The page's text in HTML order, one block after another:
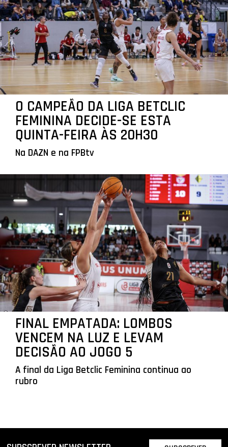
O CAMPEÃO DA LIGA BETCLIC
FEMININA DECIDE-SE ESTA
QUINTA-FEIRA ÀS 20H30
Na DAZN e na FPBtv
FINAL EMPATADA: LOMBOS
VENCEM NA LUZ E LEVAM
DECISÃO AO JOGO 5
A final da Liga Betclic Feminina continua ao
rubro